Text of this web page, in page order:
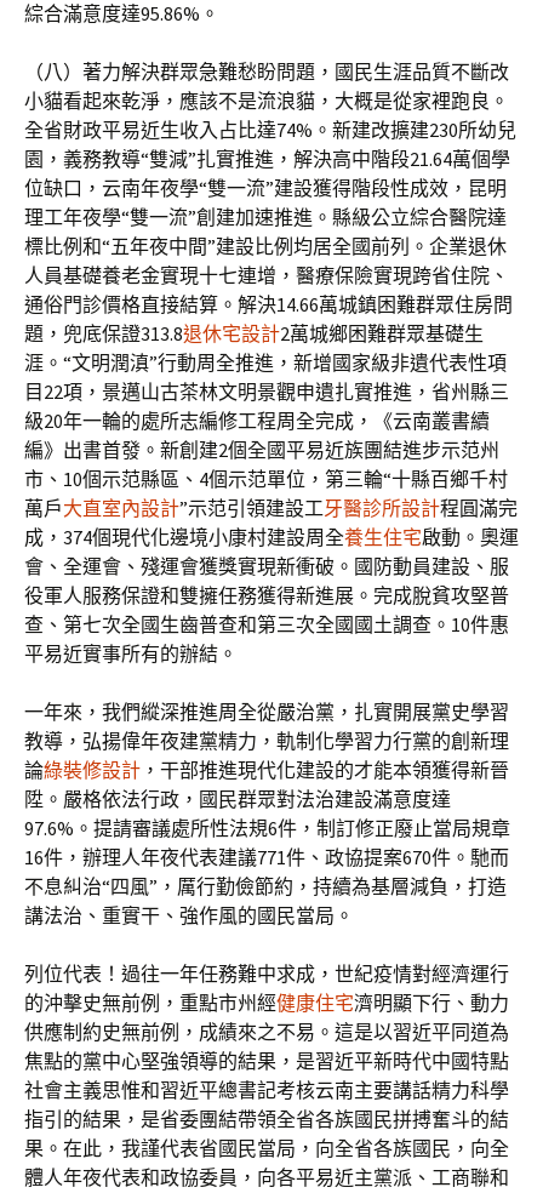
綜合滿意度達95.86%。
（八）著力解決群眾急難愁盼問題，國民生涯品質不斷改
小貓看起來乾淨，應該不是流浪貓，大概是從家裡跑良。
全省財政平易近生收入占比達74%。新建改擴建230所幼兒
園，義務教導“雙減”扎實推進，解決高中階段21.64萬個學
位缺口，云南年夜學“雙一流”建設獲得階段性成效，昆明
理工年夜學“雙一流”創建加速推進。縣級公立綜合醫院達
標比例和“五年夜中間”建設比例均居全國前列。企業退休
人員基礎養老金實現十七連增，醫療保險實現跨省住院、
通俗門診價格直接結算。解決14.66萬城鎮困難群眾住房問
題，兜底保證313.8退休宅設計2萬城鄉困難群眾基礎生
涯。“文明潤滇”行動周全推進，新增國家級非遺代表性項
目22項，景邁山古茶林文明景觀申遺扎實推進，省州縣三
級20年一輪的處所志編修工程周全完成，《云南叢書續
編》出書首發。新創建2個全國平易近族團結進步示范州
市、10個示范縣區、4個示范單位，第三輪“十縣百鄉千村
萬戶大直室內設計”示范引領建設工牙醫診所設計程圓滿完
成，374個現代化邊境小康村建設周全養生住宅啟動。奧運
會、全運會、殘運會獲獎實現新衝破。國防動員建設、服
役軍人服務保證和雙擁任務獲得新進展。完成脫貧攻堅普
查、第七次全國生齒普查和第三次全國國土調查。10件惠
平易近實事所有的辦結。
一年來，我們縱深推進周全從嚴治黨，扎實開展黨史學習
教導，弘揚偉年夜建黨精力，軌制化學習力行黨的創新理
論綠裝修設計 ，干部推進現代化建設的才能本領獲得新晉
陞。嚴格依法行政，國民群眾對法治建設滿意度達
97.6%。提請審議處所性法規6件，制訂修正廢止當局規章
16件，辦理人年夜代表建議771件、政協提案670件。馳而
不息糾治“四風”，厲行勤儉節約，持續為基層減負，打造
講法治、重實干、強作風的國民當局。
列位代表！過往一年任務難中求成，世紀疫情對經濟運行
的沖擊史無前例，重點市州經健康住宅濟明顯下行、動力
供應制約史無前例，成績來之不易。這是以習近平同道為
焦點的黨中心堅強領導的結果，是習近平新時代中國特點
社會主義思惟和習近平總書記考核云南主要講話精力科學
指引的結果，是省委團結帶領全省各族國民拼搏奮斗的結
果。在此，我謹代表省國民當局，向全省各族國民，向全
體人年夜代表和政協委員，向各平易近主黨派、工商聯和